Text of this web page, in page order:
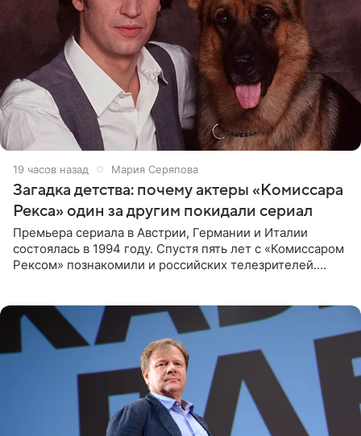
19 часов назад Мария Серяпова
Загадка детства: почему актеры «Комиссара
Рекса» один за другим покидали сериал
Премьера сериала в Австрии, Германии и Италии
состоялась в 1994 году. Спустя пять лет с «Комиссаром
Рексом» познакомили и российских телезрителей.